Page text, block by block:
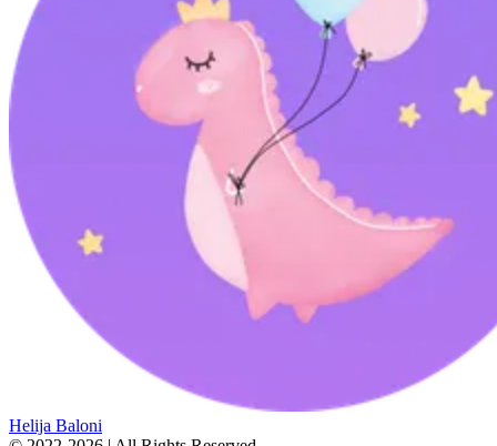
Helija Baloni